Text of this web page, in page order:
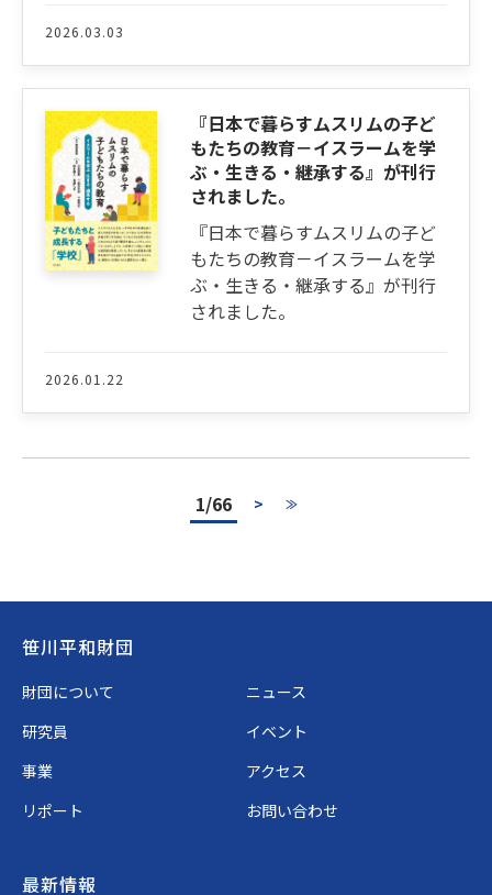
2026.03.03
『日本で暮らすムスリムの子ど
もたちの教育－イスラームを学
ぶ・生きる・継承する』が刊行
されました。
『日本で暮らすムスリムの子ど
もたちの教育－イスラームを学
ぶ・生きる・継承する』が刊行
されました。
2026.01.22
1/66 > ≫
Footer
笹川平和財団
財団について
ニュース
研究員
イベント
事業
アクセス
リポート
お問い合わせ
最新情報